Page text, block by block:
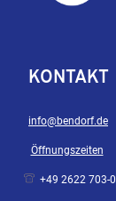
KONTAKT
info@bendorf.de
Öffnungszeiten
+49 2622 703-0